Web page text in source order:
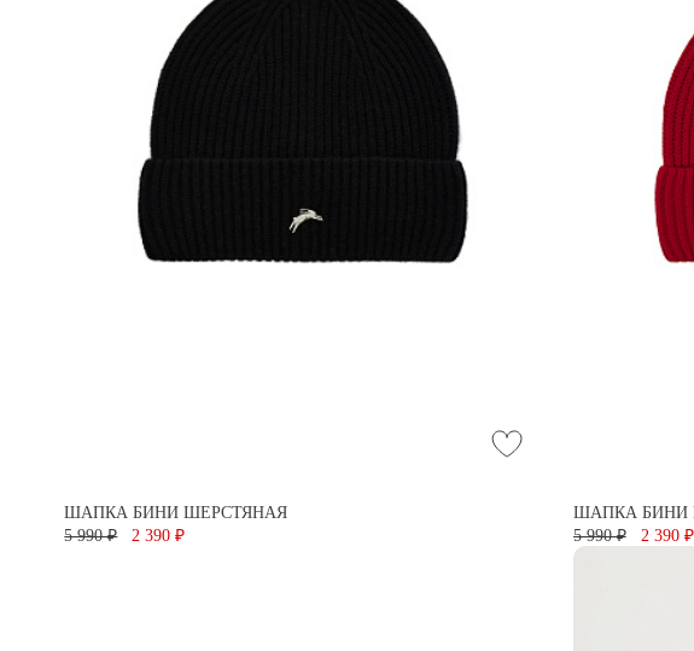
ШАПКА БИНИ ШЕРСТЯНАЯ
5 990 ₽
2 390 ₽
ШАПКА БИНИ
5 990 ₽
2 390 ₽